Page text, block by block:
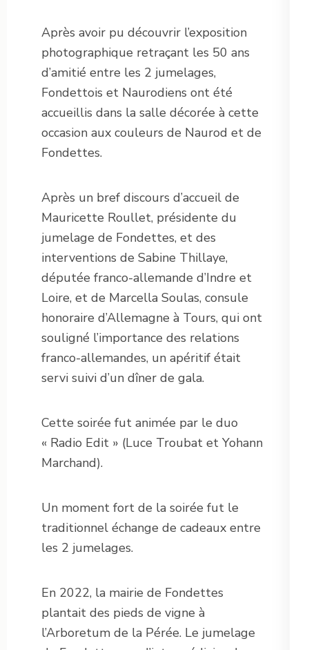
Après avoir pu découvrir l’exposition
photographique retraçant les 50 ans
d’amitié entre les 2 jumelages,
Fondettois et Naurodiens ont été
accueillis dans la salle décorée à cette
occasion aux couleurs de Naurod et de
Fondettes.
Après un bref discours d’accueil de
Mauricette Roullet, présidente du
jumelage de Fondettes, et des
interventions de Sabine Thillaye,
députée franco-allemande d’Indre et
Loire, et de Marcella Soulas, consule
honoraire d’Allemagne à Tours, qui ont
souligné l’importance des relations
franco-allemandes, un apéritif était
servi suivi d’un dîner de gala.
Cette soirée fut animée par le duo
« Radio Edit » (Luce Troubat et Yohann
Marchand).
Un moment fort de la soirée fut le
traditionnel échange de cadeaux entre
les 2 jumelages.
En 2022, la mairie de Fondettes
plantait des pieds de vigne à
l’Arboretum de la Pérée. Le jumelage